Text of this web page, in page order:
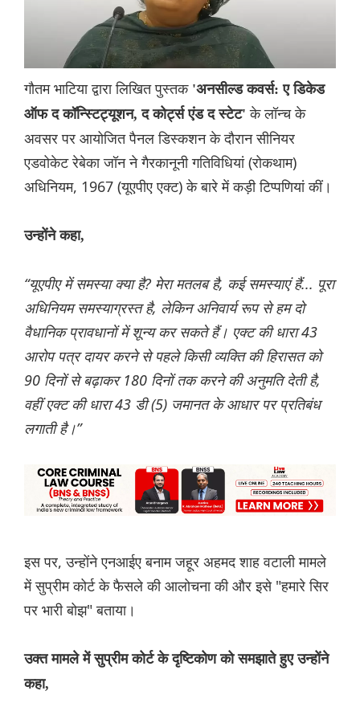
गौतम भाटिया द्वारा लिखित पुस्तक 'अनसील्ड कवर्स: ए डिकेड
ऑफ द कॉन्स्टिट्यूशन, द कोर्ट्स एंड द स्टेट' के लॉन्च के
अवसर पर आयोजित पैनल डिस्कशन के दौरान सीनियर
एडवोकेट रेबेका जॉन ने गैरकानूनी गतिविधियां (रोकथाम)
अधिनियम, 1967 (यूएपीए एक्ट) के बारे में कड़ी टिप्पणियां कीं।
उन्होंने कहा,
“यूएपीए में समस्या क्या है? मेरा मतलब है, कई समस्याएं हैं... पूरा
अधिनियम समस्याग्रस्त है, लेकिन अनिवार्य रूप से हम दो
वैधानिक प्रावधानों में शून्य कर सकते हैं। एक्ट की धारा 43
आरोप पत्र दायर करने से पहले किसी व्यक्ति की हिरासत को
90 दिनों से बढ़ाकर 180 दिनों तक करने की अनुमति देती है,
वहीं एक्ट की धारा 43 डी (5) जमानत के आधार पर प्रतिबंध
लगाती है।”
इस पर, उन्होंने एनआईए बनाम जहूर अहमद शाह वटाली मामले
में सुप्रीम कोर्ट के फैसले की आलोचना की और इसे "हमारे सिर
पर भारी बोझ" बताया।
उक्त मामले में सुप्रीम कोर्ट के दृष्टिकोण को समझाते हुए उन्होंने
कहा,